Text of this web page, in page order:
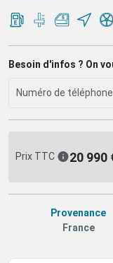
Besoin d'infos ? On
Prix TTC 20 990
Provenance
France